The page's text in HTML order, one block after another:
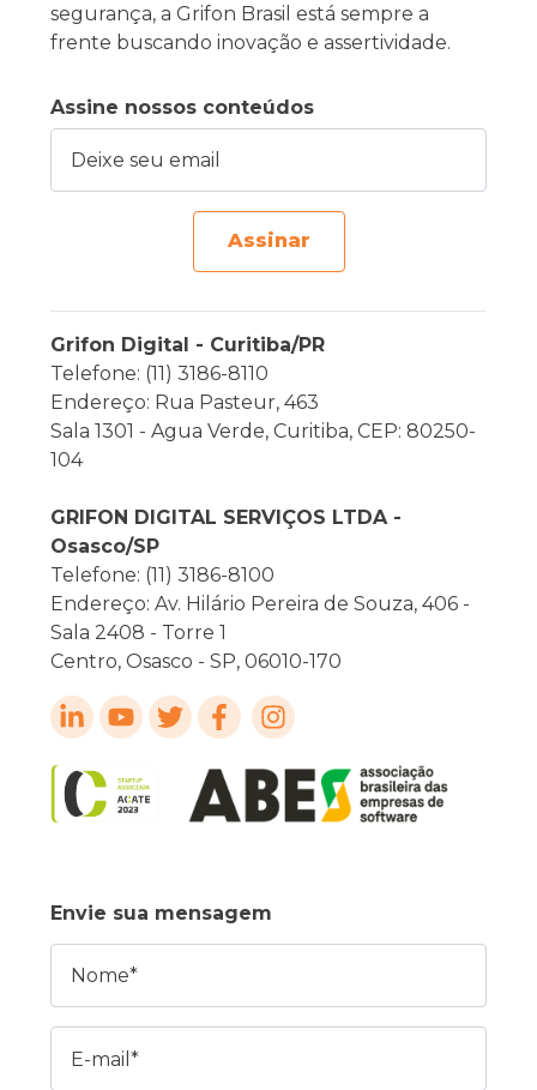
segurança, a Grifon Brasil está sempre a
frente buscando inovação e assertividade.
Assine nossos conteúdos
Assinar
Grifon Digital - Curitiba/PR
Telefone: (11) 3186-8110
Endereço: Rua Pasteur, 463
Sala 1301 - Agua Verde, Curitiba, CEP: 80250-
104
GRIFON DIGITAL SERVIÇOS LTDA -
Osasco/SP
Telefone: (11) 3186-8100
Endereço: Av. Hilário Pereira de Souza, 406 -
Sala 2408 - Torre 1
Centro, Osasco - SP, 06010-170
Envie sua mensagem